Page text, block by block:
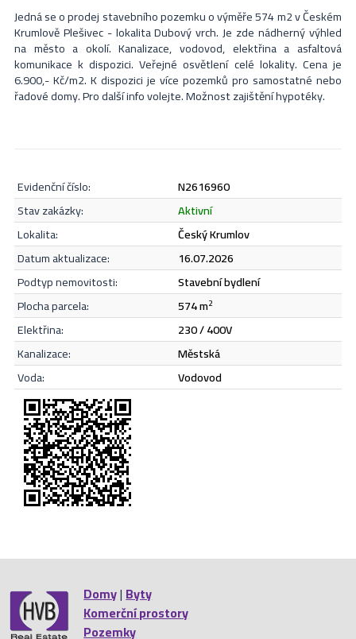
Souhlasím sezásadami ochrany osobních údajů.
Odeslat
Jedná se o prodej stavebního pozemku o výměře 574 m2 v Českém
Krumlově Plešivec - lokalita Dubový vrch. Je zde nádherný výhled
na město a okolí. Kanalizace, vodovod, elektřina a asfaltová
komunikace k dispozici. Veřejné osvětlení celé lokality. Cena je
6.900,- Kč/m2. K dispozici je více pozemků pro samostatné nebo
řadové domy. Pro další info volejte. Možnost zajištění hypotéky.
evidenční číslo:
N2616960
stav zakázky:
aktivní
lokalita:
Český Krumlov
datum aktualizace:
16.07.2026
podtyp nemovitosti:
stavební bydlení
plocha parcela:
574 m2
elektřina:
230 / 400V
kanalizace:
městská
voda:
vodovod
Domy|Byty
Komerční prostory
Pozemky